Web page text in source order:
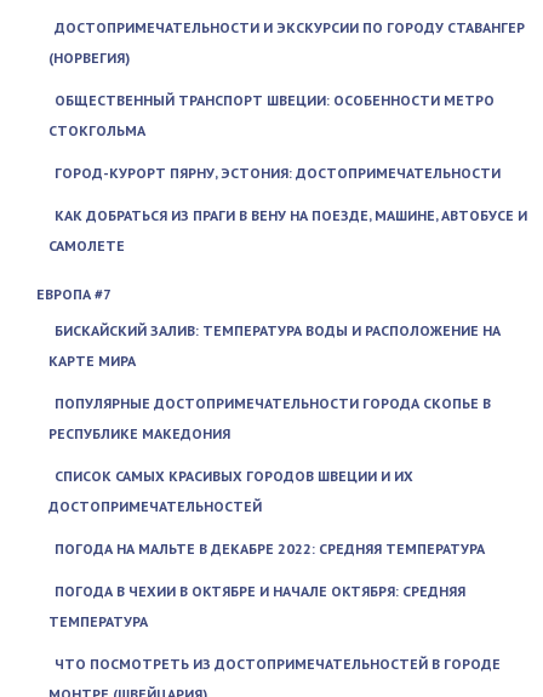
ДОСТОПРИМЕЧАТЕЛЬНОСТИ И ЭКСКУРСИИ ПО ГОРОДУ СТАВАНГЕР
(НОРВЕГИЯ)
ОБЩЕСТВЕННЫЙ ТРАНСПОРТ ШВЕЦИИ: ОСОБЕННОСТИ МЕТРО
СТОКГОЛЬМА
ГОРОД-КУРОРТ ПЯРНУ, ЭСТОНИЯ: ДОСТОПРИМЕЧАТЕЛЬНОСТИ
КАК ДОБРАТЬСЯ ИЗ ПРАГИ В ВЕНУ НА ПОЕЗДЕ, МАШИНЕ, АВТОБУСЕ И
САМОЛЕТЕ
ЕВРОПА #7
БИСКАЙСКИЙ ЗАЛИВ: ТЕМПЕРАТУРА ВОДЫ И РАСПОЛОЖЕНИЕ НА
КАРТЕ МИРА
ПОПУЛЯРНЫЕ ДОСТОПРИМЕЧАТЕЛЬНОСТИ ГОРОДА СКОПЬЕ В
РЕСПУБЛИКЕ МАКЕДОНИЯ
СПИСОК САМЫХ КРАСИВЫХ ГОРОДОВ ШВЕЦИИ И ИХ
ДОСТОПРИМЕЧАТЕЛЬНОСТЕЙ
ПОГОДА НА МАЛЬТЕ В ДЕКАБРЕ 2022: СРЕДНЯЯ ТЕМПЕРАТУРА
ПОГОДА В ЧЕХИИ В ОКТЯБРЕ И НАЧАЛЕ ОКТЯБРЯ: СРЕДНЯЯ
ТЕМПЕРАТУРА
ЧТО ПОСМОТРЕТЬ ИЗ ДОСТОПРИМЕЧАТЕЛЬНОСТЕЙ В ГОРОДЕ